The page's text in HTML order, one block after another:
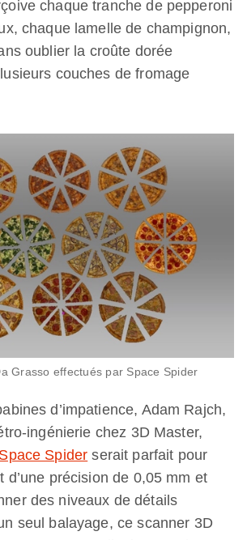
chaque tranche de pepperoni
chaque lamelle de champignon,
oublier la croûte dorée
couches de fromage
Grasso effectués par Space Spider
d’impatience, Adam Rajch,
ingénierie chez 3D Master,
Spider serait parfait pour
d’une précision de 0,05 mm et
des niveaux de détails
seul balayage, ce scanner 3D